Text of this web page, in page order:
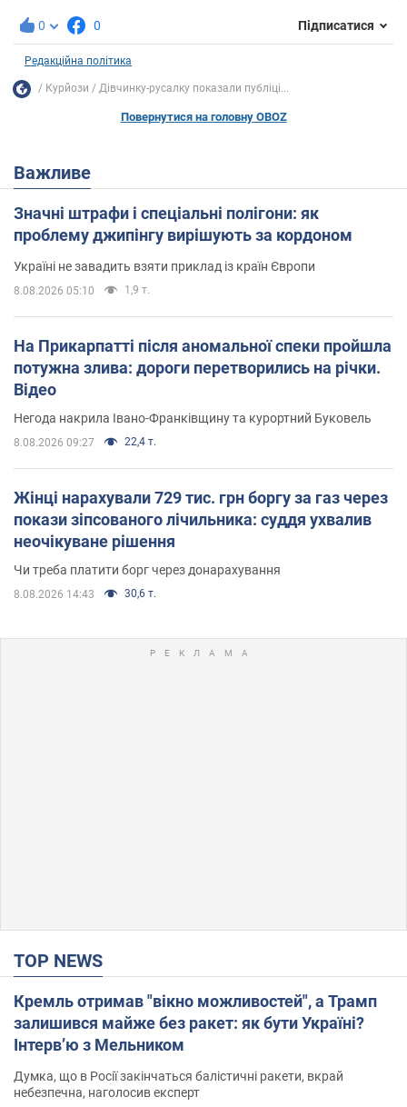
0 0 Підписатися
Редакційна політика
Курйози Дівчинку-русалку показали публіці...
Повернутися на головну OBOZ
Важливе
Значні штрафи і спеціальні полігони: як
проблему джипінгу вирішують за кордоном
Україні не завадить взяти приклад із країн Європи
8.08.2026 05:10 1,9 т.
На Прикарпатті після аномальної спеки пройшла
потужна злива: дороги перетворились на річки.
Відео
Негода накрила Івано-Франківщину та курортний Буковель
8.08.2026 09:27 22,4 т.
Жінці нарахували 729 тис. грн боргу за газ через
покази зіпсованого лічильника: суддя ухвалив
неочікуване рішення
Чи треба платити борг через донарахування
8.08.2026 14:43 30,6 т.
TOP NEWS
Кремль отримав "вікно можливостей", а Трамп
залишився майже без ракет: як бути Україні?
Інтерв’ю з Мельником
Думка, що в Росії закінчаться балістичні ракети, вкрай
небезпечна, наголосив експерт